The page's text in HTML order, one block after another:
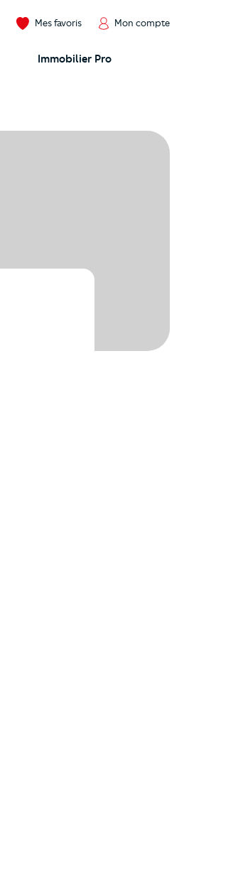
Mes favoris Mon compte
Immobilier Pro